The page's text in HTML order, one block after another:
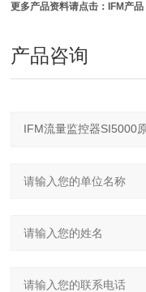
更多产品资料请点击：IFM产品
产品咨询